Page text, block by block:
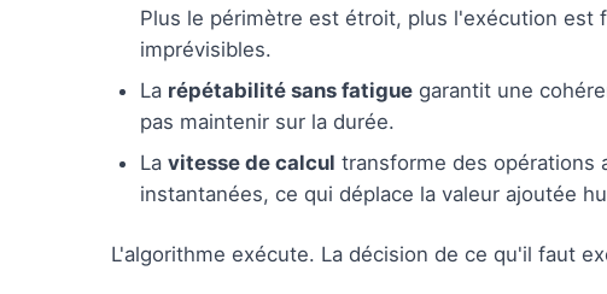
Plus le périmètre est étroit, plus l'exécution
imprévisibles.
La répétabilité sans fatigue garantit une
pas maintenir sur la durée.
La vitesse de calcul transforme des opérations
instantanées, ce qui déplace la valeur ajoutée
L'algorithme exécute. La décision de ce qu'il faut